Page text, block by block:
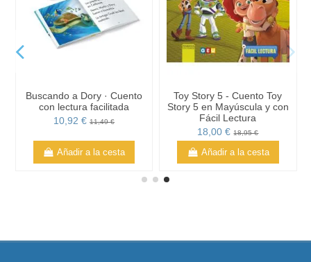
Buscando a Dory · Cuento
con lectura facilitada
10,92 € 11,49 €
Añadir a la cesta
Toy Story 5 - Cuento Toy
Story 5 en Mayúscula y con
Fácil Lectura
18,00 €18,95 €
Añadir a la cesta